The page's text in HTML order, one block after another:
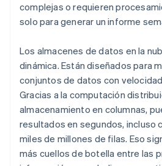
complejas o requieren
solo para generar un informe
Los almacenes de datos en la
dinámica. Están diseñados para
conjuntos de datos con
Gracias a la computación
almacenamiento en columnas,
resultados en segundos, incluso
miles de millones de filas. Eso
más cuellos de botella entre las